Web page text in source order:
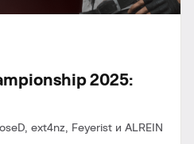
2025:
ext4nz, Feyerist и ALREIN